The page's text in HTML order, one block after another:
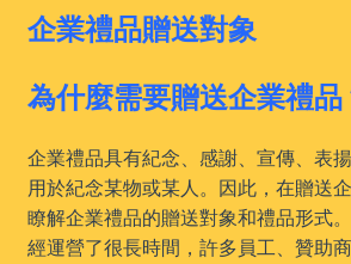
企業禮品贈送對象
為什麼需要贈送企業禮品
企業禮品具有紀念、感謝、宣傳、表
用於紀念某物或某人。因此，在贈送
瞭解企業禮品的贈送對象和禮品形式
經運營了很長時間，許多員工、贊助